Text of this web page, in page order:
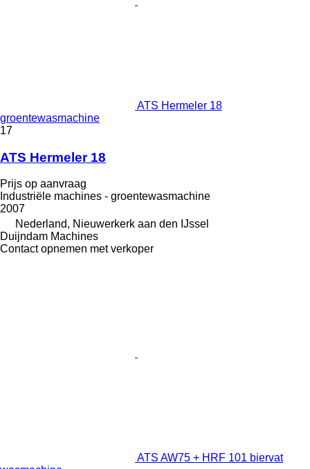
ATS Hermeler 18
groentewasmachine
17
ATS Hermeler 18
Prijs op aanvraag
Industriële machines - groentewasmachine
2007
Nederland, Nieuwerkerk aan den IJssel
Duijndam Machines
Contact opnemen met verkoper
ATS AW75 + HRF 101 biervat